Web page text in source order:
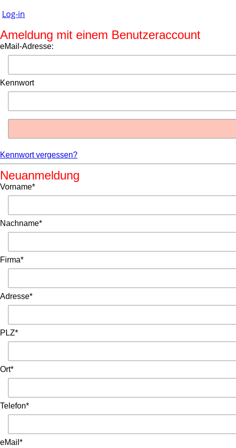
Log-in
Ameldung mit einem Benutzeraccount
eMail-Adresse:
Kennwort
Kennwort vergessen?
Neuanmeldung
Vorname*
Nachname*
Firma*
Adresse*
PLZ*
Ort*
Telefon*
eMail*